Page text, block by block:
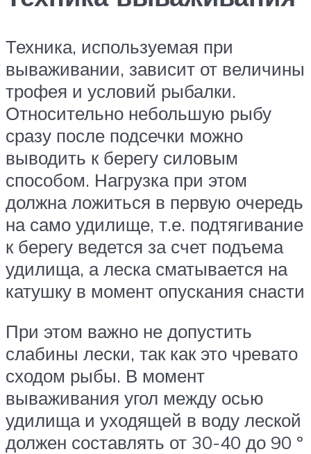
Техника, используемая при
вываживании, зависит от величины
трофея и условий рыбалки.
Относительно небольшую рыбу
сразу после подсечки можно
выводить к берегу силовым
способом. Нагрузка при этом
должна ложиться в первую очередь
на само удилище, т.е. подтягивание
к берегу ведется за счет подъема
удилища, а леска сматывается на
катушку в момент опускания снасти
При этом важно не допустить
слабины лески, так как это чревато
сходом рыбы. В момент
вываживания угол между осью
удилища и уходящей в воду леской
должен составлять от 30-40 до 90 º